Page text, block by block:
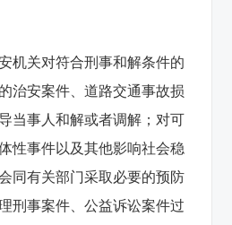
机关对符合刑事和解条件的
治安案件、道路交通事故损
当事人和解或者调解；对可
性事件以及其他影响社会稳
同有关部门采取必要的预防
刑事案件、公益诉讼案件过